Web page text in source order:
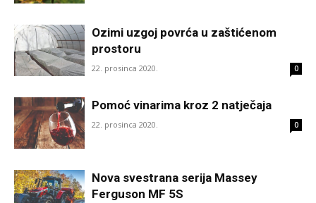
Ozimi uzgoj povrća u zaštićenom
prostoru
22. prosinca 2020. 0
Pomoć vinarima kroz 2 natječaja
22. prosinca 2020. 0
Nova svestrana serija Massey
Ferguson MF 5S